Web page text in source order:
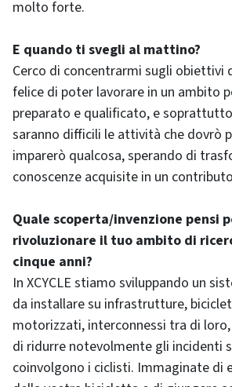
molto forte.
E quando ti svegli al mattino?
Cerco di concentrarmi sugli obiettivi
felice di poter lavorare in un ambito
preparato e qualificato, e
saranno difficili le attività che dovrò
imparerò qualcosa, sperando di
conoscenze acquisite in un
Quale scoperta/invenzione pensi
rivoluzionare il tuo ambito di
cinque anni?
In XCYCLE stiamo sviluppando un
da installare su infrastrutture,
motorizzati, interconnessi tra di
di ridurre notevolmente gli incidenti
coinvolgono i ciclisti. Immaginate di